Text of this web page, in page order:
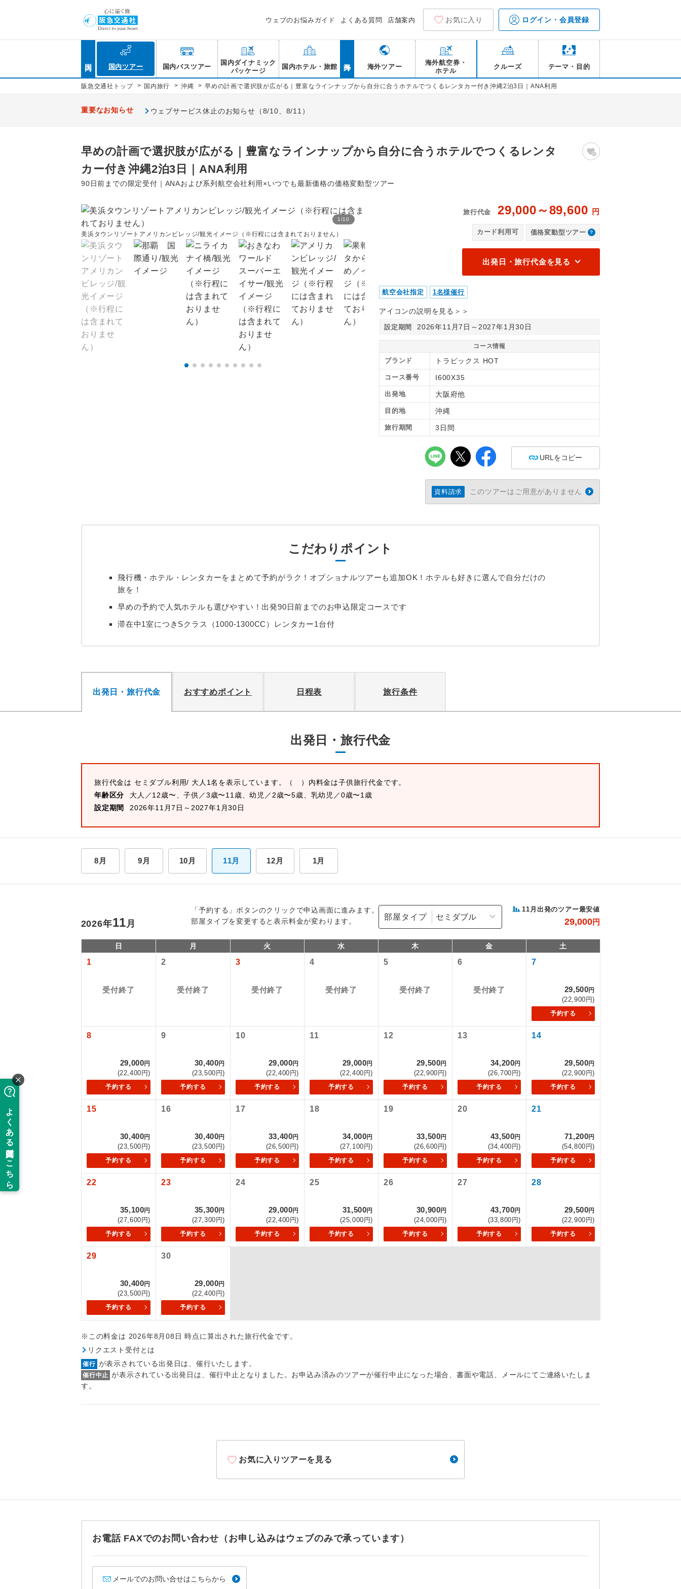
ウェブのお悩みガイド よくある質問 店舗案内 お気に入り ログイン・会員登録
国内ツアー 国内バスツアー
国内ダイナミック
パッケージ
国内ホテル・旅館 海外ツアー
海外航空券・
ホテル
クルーズ テーマ・目的
阪急交通社トップ > 国内旅行 > 沖縄 > 早めの計画で選択肢が広がる｜豊富なラインナップから自分に合うホテルでつくるレンタカー付き沖縄2泊3日｜ANA利用
重要なお知らせ ウェブサービス休止のお知らせ（8/10、8/11）
早めの計画で選択肢が広がる｜豊富なラインナップから自分に合うホテルでつくるレンタ
カー付き沖縄2泊3日｜ANA利用
90日前までの限定受付｜ANAおよび系列航空会社利用×いつでも最新価格の価格変動型ツアー
1 /10
美浜タウンリゾートアメリカンビレッジ/観光イメージ（※行程には含まれておりません）
旅行代金 29,000～89,600 円
カード利用可 価格変動型ツアー
出発日・旅行代金を見る
航空会社指定 1名様催行
アイコンの説明を見る＞＞
設定期間 2026年11月7日～2027年1月30日
コース情報
ブランド トラピックス HOT
コース番号 I600X35
出発地 大阪府他
目的地 沖縄
旅行期間 3日間
URLをコピー
資料請求 このツアーはご用意がありません
こだわりポイント
飛行機・ホテル・レンタカーをまとめて予約がラク！オプショナルツアーも追加OK！ホテルも好きに選んで自分だけの
旅を！
早めの予約で人気ホテルも選びやすい！出発90日前までのお申込限定コースです
滞在中1室につきSクラス（1000-1300CC）レンタカー1台付
出発日・旅行代金 おすすめポイント 日程表 旅行条件
出発日・旅行代金
旅行代金は セミダブル利用/ 大人1名を表示しています。
（ ）内料金は子供旅行代金です。
年齢区分
大人／12歳〜、子供／3歳〜11歳、幼児／2歳〜5歳、乳幼児／0歳〜1歳
設定期間
2026年11月7日～2027年1月30日
8月 9月 10月 11月 12月 1月
「予約する」ボタンのクリックで申込画面に進みます。
部屋タイプを変更すると表示料金が変わります。
部屋タイプ
11 月出発のツアー最安値
29,000円
2026年11 月
日 月 火 水 木 金 土
1
受付終了
2
受付終了
3
受付終了
4
受付終了
5
受付終了
6
受付終了
7
29,500円
(22,900円)
予約する
8
29,000円
(22,400円)
予約する
9
30,400円
(23,500円)
予約する
10
29,000円
(22,400円)
予約する
11
29,000円
(22,400円)
予約する
12
29,500円
(22,900円)
予約する
13
34,200円
(26,700円)
予約する
14
29,500円
(22,900円)
予約する
15
30,400円
(23,500円)
予約する
16
30,400円
(23,500円)
予約する
17
33,400円
(26,500円)
予約する
18
34,000円
(27,100円)
予約する
19
33,500円
(26,600円)
予約する
20
43,500円
(34,400円)
予約する
21
71,200円
(54,800円)
予約する
22
35,100円
(27,600円)
予約する
23
35,300円
(27,300円)
予約する
24
29,000円
(22,400円)
予約する
25
31,500円
(25,000円)
予約する
26
30,900円
(24,000円)
予約する
27
43,700円
(33,800円)
予約する
28
29,500円
(22,900円)
予約する
29
30,400円
(23,500円)
予約する
30
29,000円
(22,400円)
予約する
※この料金は 2026年8月08日 時点に算出された旅行代金です。
リクエスト受付とは
催行 が表示されている出発日は、催行いたします。
催行中止 が表示されている出発日は、催行中止となりました。お申込み済みのツアーが催行中止になった場合、書面や電話、メールにてご連絡いたしま
す。
お気に入りツアーを見る
お電話 FAXでのお問い合わせ（お申し込みはウェブのみで承っています）
メールでのお問い合せはこちらから
「価格変動型ツアー」に関するご案内
価格変動型ツアーとは
航空会社が設定する「個人包括旅行運賃」を利用したツアーです。
お申し込み時期・ご利用便の空席状況によって料金が変動いたします。
以下の注意事項をあらかじめご了承いただきますようお願いいたします。
お支払いについて
お支払いは、クレジットカード決済のみとなります。
ご予約方法について
ウェブ限定コースとなりますので、コールセンター及びカウンターでのお申し込みはできま
アイコン 説明
添乗員同行
往路出発空港（駅）から復路到着空港（駅）まで同行しま
す。
現地添乗員同行
現地到着空港（駅）から最終日出発空港（駅）まで添乗員が
同行します。
新コース 初登場のコースです。
世界遺産
ユネスコに登録されている文化遺産や自然遺産を訪ねるコー
スです。
絶景 絶景スポットに立ち寄るコースです。
温泉 温泉地にも宿泊するコースです。
大浴場
全食事付き
お部屋食 お部屋にてゆっくりとお召し上がりいただけます。
トラベルイヤホン
ができます。
年齢制限あり ご参加にあたり年齢に制限があるコースです。
航空会社指定